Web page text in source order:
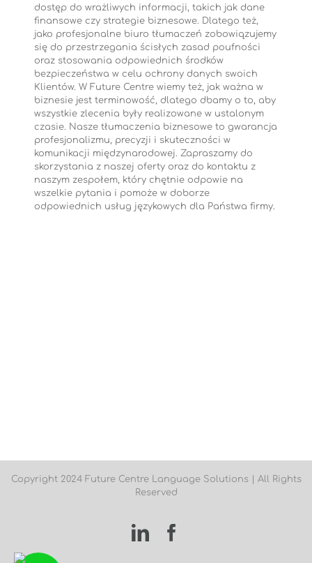
dostęp do wrażliwych informacji, takich jak dane
finansowe czy strategie biznesowe. Dlatego też,
jako profesjonalne biuro tłumaczeń zobowiązujemy
się do przestrzegania ścisłych zasad poufności
oraz stosowania odpowiednich środków
bezpieczeństwa w celu ochrony danych swoich
Klientów. W Future Centre wiemy też, jak ważna w
biznesie jest terminowość, dlatego dbamy o to, aby
wszystkie zlecenia były realizowane w ustalonym
czasie. Nasze tłumaczenia biznesowe to gwarancja
profesjonalizmu, precyzji i skuteczności w
komunikacji międzynarodowej. Zapraszamy do
skorzystania z naszej oferty oraz do kontaktu z
naszym zespołem, który chętnie odpowie na
wszelkie pytania i pomoże w doborze
odpowiednich usług językowych dla Państwa firmy.
Copyright 2024 Future Centre Language Solutions | All Rights
Reserved
LinkedIn